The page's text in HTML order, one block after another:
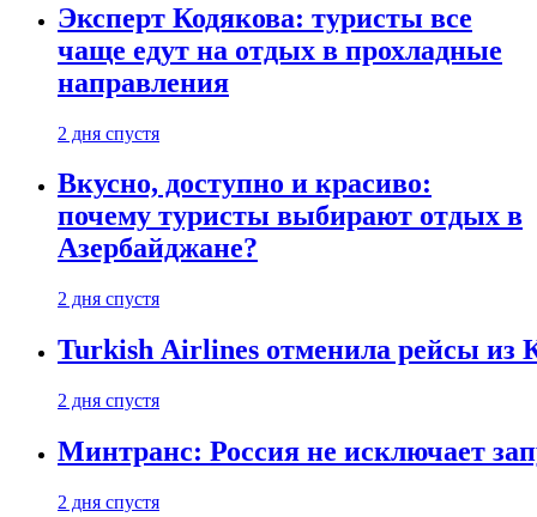
Эксперт Кодякова: туристы все
чаще едут на отдых в прохладные
направления
2 дня спустя
Вкусно, доступно и красиво:
почему туристы выбирают отдых в
Азербайджане?
2 дня спустя
Turkish Airlines отменила рейсы из
2 дня спустя
Минтранс: Россия не исключает
2 дня спустя